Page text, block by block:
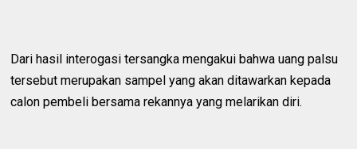
Dari hasil interogasi tersangka mengakui bahwa uang palsu
tersebut merupakan sampel yang akan ditawarkan kepada
calon pembeli bersama rekannya yang melarikan diri.